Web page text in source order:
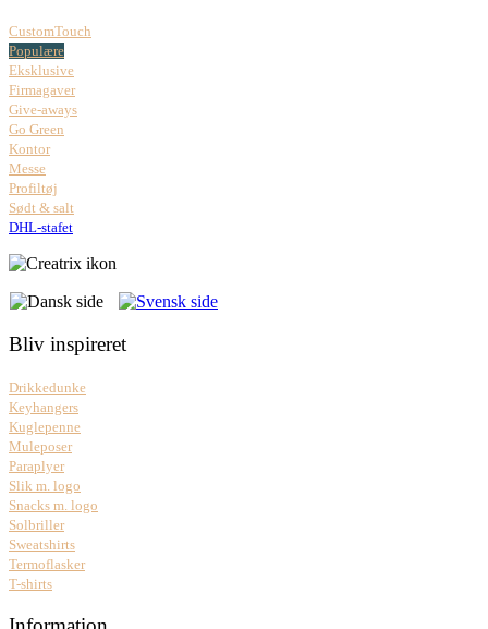
CustomTouch
Populære
Eksklusive
Firmagaver
Give-aways
Go Green
Kontor
Messe
Profiltøj
Sødt & salt
DHL-stafet
Bliv inspireret
Drikkedunke
Keyhangers
Kuglepenne
Muleposer
Paraplyer
Slik m. logo
Snacks m. logo
Solbriller
Sweatshirts
Termoflasker
T-shirts